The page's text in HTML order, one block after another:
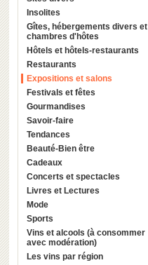
Insolites
Gîtes, hébergements divers et
chambres d'hôtes
Hôtels et hôtels-restaurants
Restaurants
Expositions et salons
Festivals et fêtes
Gourmandises
Savoir-faire
Tendances
Beauté-Bien être
Cadeaux
Concerts et spectacles
Livres et Lectures
Mode
Sports
Vins et alcools (à consommer
avec modération)
Les vins par région